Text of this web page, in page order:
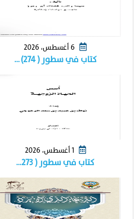
كتاب في سطور ( ٢٧٤) …
1 أغسطس، 2026
كتاب في سطور ( ٢٧٣…